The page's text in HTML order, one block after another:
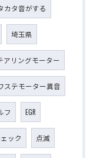
カタ音がする
埼玉県
アリングモーター
ステモーター異音
フ EGR
ック 点滅